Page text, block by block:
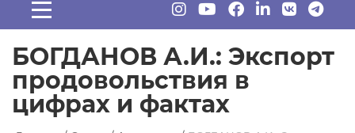
БОГДАНОВ А.И.: Экспорт
продовольствия в
цифрах и фактах